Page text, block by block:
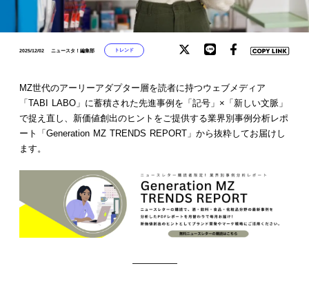
2025/12/02 ニュースタ！編集部 トレンド
MZ世代のアーリーアダプター層を読者に持つウェブメディア
「TABI LABO」に蓄積された先進事例を「記号」×「新しい文脈」
で捉え直し、新価値創出のヒントをご提供する業界別事例分析レポ
ート「Generation MZ TRENDS REPORT」から抜粋してお届けし
ます。
—————